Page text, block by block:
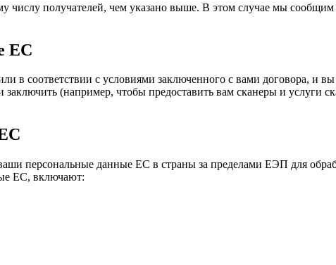
получателей, чем указано выше. В этом случае мы сообщим
ЕС
в соответствии с условиями заключенного с вами договора, и вы
(например, чтобы предоставить вам сканеры и услуги
персональные данные ЕС в страны за пределами ЕЭП для
ЕС, включают: